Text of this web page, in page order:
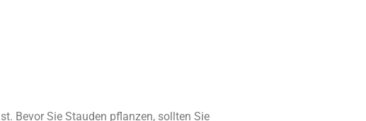
Bevor Sie Stauden pflanzen, sollten Sie